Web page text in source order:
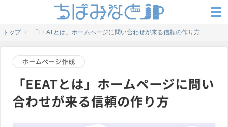
トップ 「EEATとは」ホームページに問い合わせが来る信頼の作り方